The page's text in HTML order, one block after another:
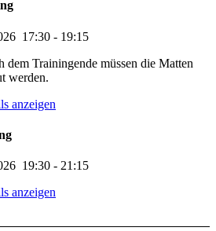
17:30 - 19:15
dem Trainingende müssen die Matten
werden.
anzeigen
19:30 - 21:15
anzeigen